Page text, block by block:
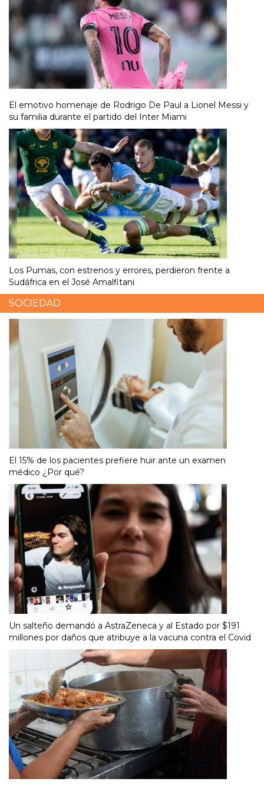
El emotivo homenaje de Rodrigo De Paul a Lionel Messi y
su familia durante el partido del Inter Miami
Los Pumas, con estrenos y errores, perdieron frente a
Sudáfrica en el José Amalfitani
SOCIEDAD
El 15% de los pacientes prefiere huir ante un examen
médico ¿Por qué?
Un salteño demandó a AstraZeneca y al Estado por $191
millones por daños que atribuye a la vacuna contra el Covid